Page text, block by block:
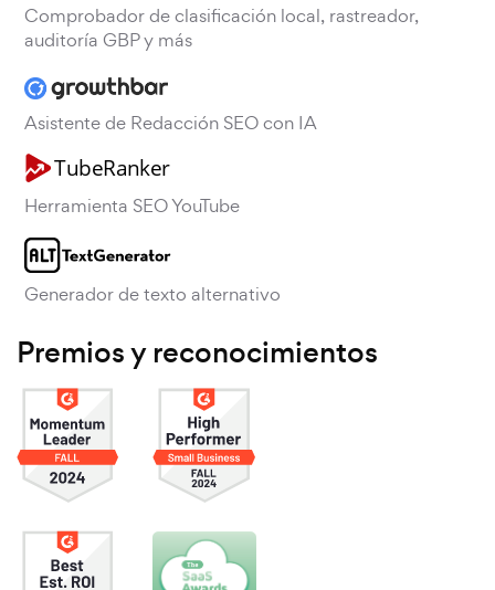
Comprobador de clasificación local, rastreador,
auditoría GBP y más
Asistente de Redacción SEO con IA
Herramienta SEO YouTube
Generador de texto alternativo
Premios y reconocimientos